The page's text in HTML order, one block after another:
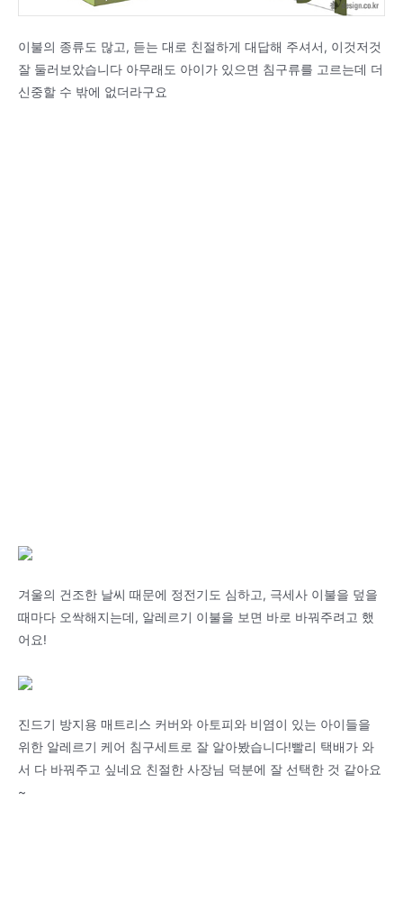
이불의 종류도 많고, 듣는 대로 친절하게 대답해 주셔서, 이것저것
잘 둘러보았습니다 아무래도 아이가 있으면 침구류를 고르는데 더
신중할 수 밖에 없더라구요
겨울의 건조한 날씨 때문에 정전기도 심하고, 극세사 이불을 덮을
때마다 오싹해지는데, 알레르기 이불을 보면 바로 바꿔주려고 했
어요!
진드기 방지용 매트리스 커버와 아토피와 비염이 있는 아이들을
위한 알레르기 케어 침구세트로 잘 알아봤습니다!빨리 택배가 와
서 다 바꿔주고 싶네요 친절한 사장님 덕분에 잘 선택한 것 같아요
~